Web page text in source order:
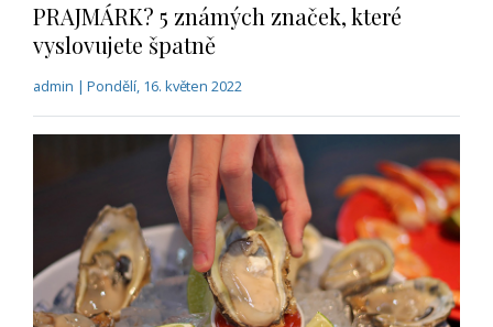
PRAJMÁRK? 5 známých značek, které
vyslovujete špatně
admin | Pondělí, 16. květen 2022